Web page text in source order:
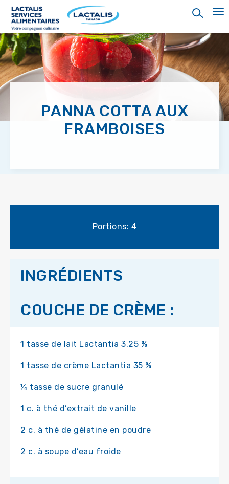
main
content
PANNA COTTA AUX
FRAMBOISES
Portions: 4
INGRÉDIENTS
COUCHE DE CRÈME :
1 tasse de lait Lactantia 3,25 %
1 tasse de crème Lactantia 35 %
¼ tasse de sucre granulé
1 c. à thé d’extrait de vanille
2 c. à thé de gélatine en poudre
2 c. à soupe d’eau froide